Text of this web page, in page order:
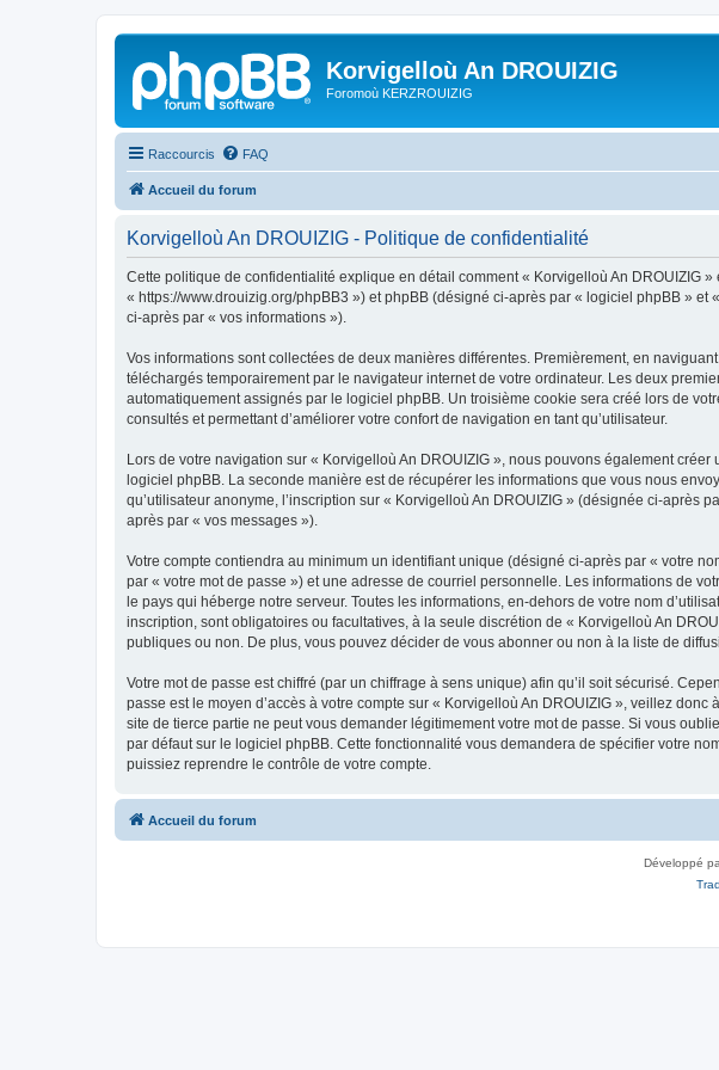
Korvigelloù An DROUIZIG
Foromoù KERZROUIZIG
Raccourcis FAQ
Accueil du forum
Korvigelloù An DROUIZIG - Politique de confidentialité
Cette politique de confidentialité explique en détail comment « Korvigelloù An DROUIZIG
« https://www.drouizig.org/phpBB3 ») et phpBB (désigné ci-après par « logiciel phpBB »
ci-après par « vos informations »).
Vos informations sont collectées de deux manières différentes. Premièrement, en
téléchargés temporairement par le navigateur internet de votre ordinateur. Les deux
automatiquement assignés par le logiciel phpBB. Un troisième cookie sera créé lors de
consultés et permettant d’améliorer votre confort de navigation en tant qu’utilisateur.
Lors de votre navigation sur « Korvigelloù An DROUIZIG », nous pouvons également
logiciel phpBB. La seconde manière est de récupérer les informations que vous nous
qu’utilisateur anonyme, l’inscription sur « Korvigelloù An DROUIZIG » (désignée ci-
après par « vos messages »).
Votre compte contiendra au minimum un identifiant unique (désigné ci-après par « votre
par « votre mot de passe ») et une adresse de courriel personnelle. Les informations de
le pays qui héberge notre serveur. Toutes les informations, en-dehors de votre nom
inscription, sont obligatoires ou facultatives, à la seule discrétion de « Korvigelloù An
publiques ou non. De plus, vous pouvez décider de vous abonner ou non à la liste de
Votre mot de passe est chiffré (par un chiffrage à sens unique) afin qu’il soit sécurisé.
passe est le moyen d’accès à votre compte sur « Korvigelloù An DROUIZIG », veillez
site de tierce partie ne peut vous demander légitimement votre mot de passe. Si vous
par défaut sur le logiciel phpBB. Cette fonctionnalité vous demandera de spécifier votre
puissiez reprendre le contrôle de votre compte.
Accueil du forum
Développé